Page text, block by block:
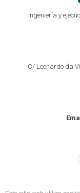
Ingeniería y
C/ Leonardo da